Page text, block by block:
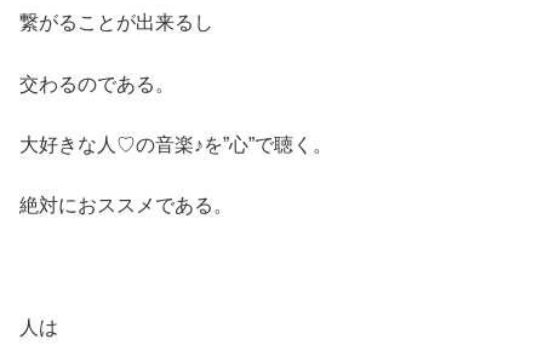
繋がることが出来るし
交わるのである。
大好きな人♡の音楽♪を”心”で聴く。
絶対におススメである。
人は